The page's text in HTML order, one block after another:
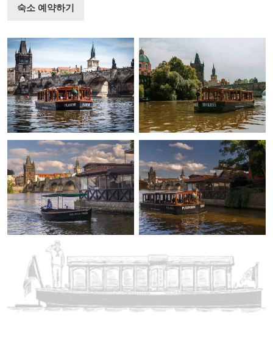
숙소 예약하기